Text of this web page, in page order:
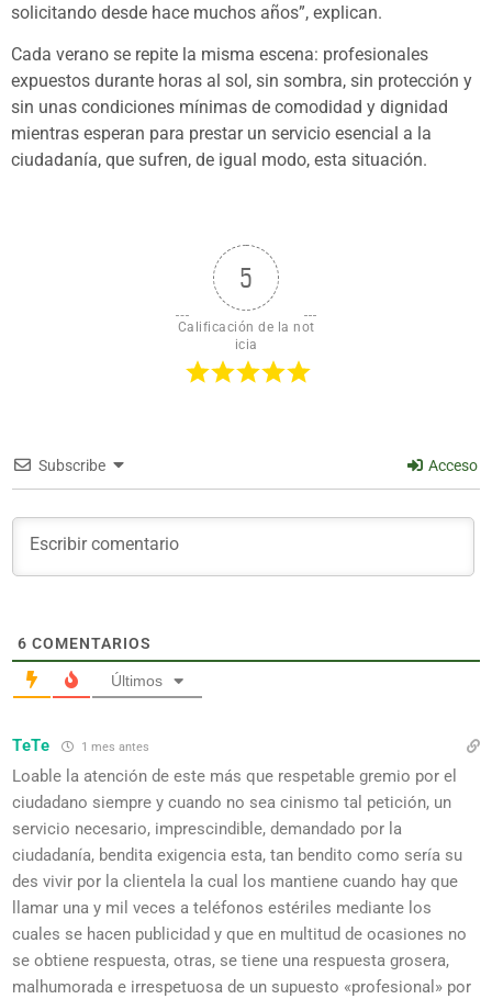
solicitando desde hace muchos años”, explican.
Cada verano se repite la misma escena: profesionales
expuestos durante horas al sol, sin sombra, sin protección y
sin unas condiciones mínimas de comodidad y dignidad
mientras esperan para prestar un servicio esencial a la
ciudadanía, que sufren, de igual modo, esta situación.
5
Calificación de la not
icia
Subscribe Acceso
6 COMENTARIOS
Últimos
TeTe 1 mes antes
Loable la atención de este más que respetable gremio por el
ciudadano siempre y cuando no sea cinismo tal petición, un
servicio necesario, imprescindible, demandado por la
ciudadanía, bendita exigencia esta, tan bendito como sería su
des vivir por la clientela la cual los mantiene cuando hay que
llamar una y mil veces a teléfonos estériles mediante los
cuales se hacen publicidad y que en multitud de ocasiones no
se obtiene respuesta, otras, se tiene una respuesta grosera,
malhumorada e irrespetuosa de un supuesto «profesional» por